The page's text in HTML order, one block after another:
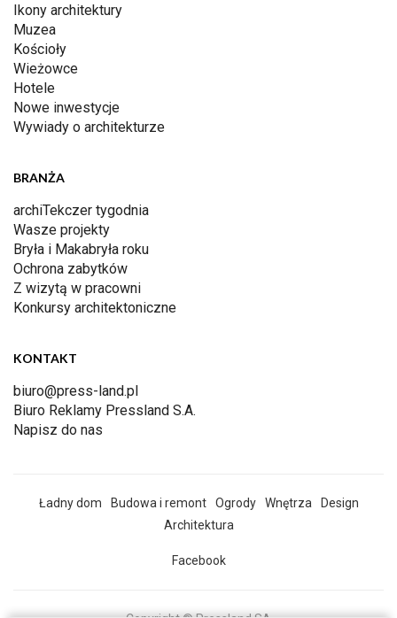
Ikony architektury
Muzea
Kościoły
Wieżowce
Hotele
Nowe inwestycje
Wywiady o architekturze
BRANŻA
archiTekczer tygodnia
Wasze projekty
Bryła i Makabryła roku
Ochrona zabytków
Z wizytą w pracowni
Konkursy architektoniczne
KONTAKT
biuro@press-land.pl
Biuro Reklamy Pressland S.A.
Napisz do nas
Ładny dom Budowa i remont Ogrody Wnętrza
Design
Architektura
Facebook